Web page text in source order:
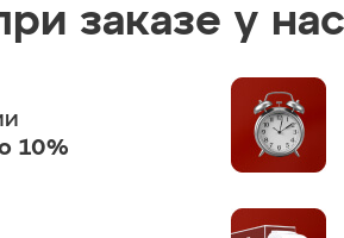
заказе у нас
10%